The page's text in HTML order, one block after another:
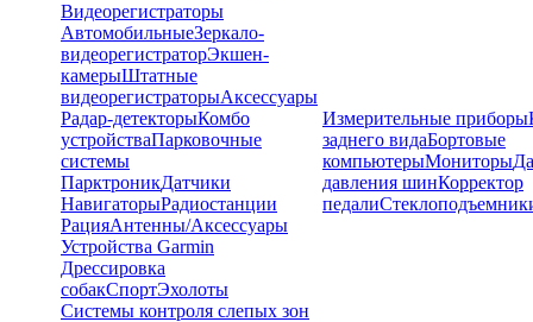
Видеорегистраторы
АвтомобильныеЗеркало-
видеорегистраторЭкшен-
камерыШтатные
видеорегистраторыАксессуары
Радар-детекторыКомбо
устройстваПарковочные
системы
ПарктроникДатчики
НавигаторыРадиостанции
РацияАнтенны/Аксессуары
Устройства Garmin
Дрессировка
собакСпортЭхолоты
Системы контроля слепых зон
Измерительные приборы
заднего видаБортовые
компьютерыМониторы
давления шинКорректор
педали